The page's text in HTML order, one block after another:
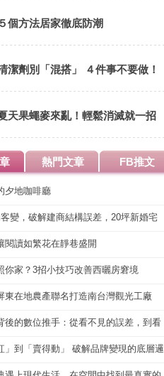
５個方法居家徹底防潮
潔劑別「混搭」 ４件事不要做！
天果蠅麥來亂！輕鬆消滅就一招
熱門文章 FB推文
夕地咖啡廳
變，破解建商結構誤差，20坪新婚宅
閱讀如繁花在靜巷盛開
你家？3招小技巧改善西曬房窘境
東在地農產聯名打造南台灣觀光工廠
後的數位推手：從看不見的誤差，到看
」到「賣得動」 破解品牌變現的底層邏